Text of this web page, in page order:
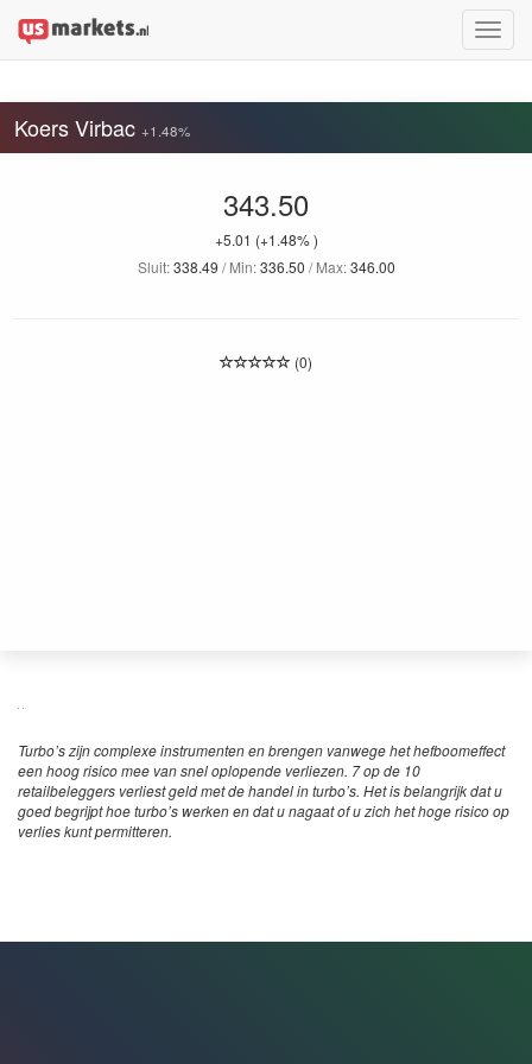
Toggle
Koers Virbac +1.48%
343.50
+5.01 (+1.48% )
Sluit:338.49 / Min:336.50 / Max:346.00
(0)
Turbo’s zijn complexe instrumenten en brengen vanwege het hefboomeffect
een hoog risico mee van snel oplopende verliezen. 7 op de 10
retailbeleggers verliest geld met de handel in turbo’s. Het is belangrijk dat u
goed begrijpt hoe turbo’s werken en dat u nagaat of u zich het hoge risico op
verlies kunt permitteren.